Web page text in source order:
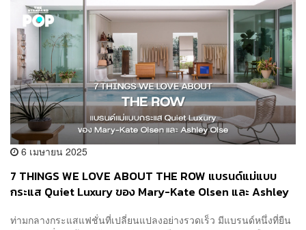
6 เมษายน 2025
7 THINGS WE LOVE ABOUT THE ROW แบรนด์แม่แบบ
กระแส Quiet Luxury ของ Mary-Kate Olsen และ Ashley
ท่ามกลางกระแสแฟชั่นที่เปลี่ยนแปลงอย่างรวดเร็ว มีแบรนด์หนึ่งที่ยืน